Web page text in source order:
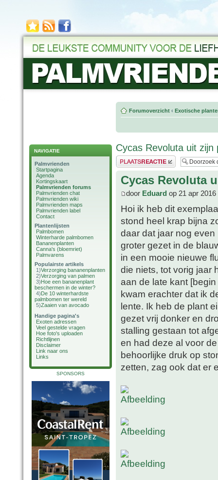
NAVIGATIE
Palmvrienden
Startpagina
Agenda
Kortingskaart
Palmvrienden forums
Palmvrienden chat
Palmvrienden wiki
Palmvrienden maps
Palmvrienden label
Contact
Plantenlijsten
Palmbomen
Winterharde palmbomen
Bananenplanten
Canna's (bloemriet)
Palmvarens
Populairste artikels
1)Verzorging bananenplanten
2)Verzorging van palmen
3)Hoe een bananenplant
beschermen in de winter?
4)De 10 winterhardste
palmbomen ter wereld
5)Zaaien van avocado
Handige pagina's
Exoten adressen
Veel gestelde vragen
Hoe foto's uploaden
Richtlijnen
Disclaimer
Link naar ons
Links
SPONSORS
Forumoverzicht ‹ Exotische
Cycas Revoluta uit zijn
Plaats een reactie
Cycas Revoluta
door Eduard op 21 apr 2016
Hoi ik heb dit
stond heel krap bijna
daar dat jaar nog
groter gezet in de
in een mooie nieuwe
die niets, tot vorig jaar
aan de late kant
kwam erachter dat ik
lente. Ik heb de plant
gezet vrij donker en
stalling gestaan tot
en had deze al voor
behoorlijke druk op
zetten, zag ook dat er